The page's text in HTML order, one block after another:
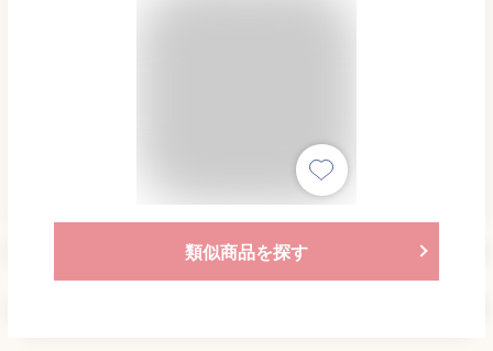
類似商品を探す